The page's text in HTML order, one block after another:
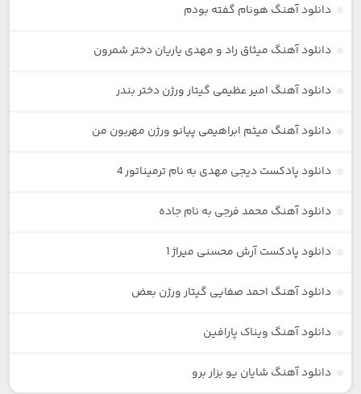
دانلود آهنگ هونام گفته بودم
دانلود آهنگ میثاق راد و مهدی یاریان دختر شمرون
دانلود آهنگ امیر عظیمی گیتار ورژن دختر بندر
دانلود آهنگ میثم ابراهیمی پیانو ورژن مهربون من
دانلود پادکست دیجی مهدی به نام ترمیناتور 4
دانلود آهنگ محمد فرجی به نام جاده
دانلود پادکست آرش محسنی میراژ 1
دانلود آهنگ احمد صفایی گیتار ورژن بعض
دانلود آهنگ ویناک پارافین
دانلود آهنگ شایان یو بزار برو